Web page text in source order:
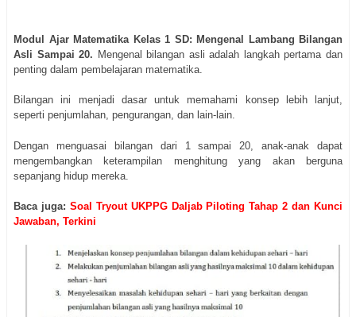
Modul Ajar Matematika Kelas 1 SD: Mengenal Lambang Bilangan
Asli Sampai 20. Mengenal bilangan asli adalah langkah pertama dan
penting dalam pembelajaran matematika.
Bilangan ini menjadi dasar untuk memahami konsep lebih lanjut,
seperti penjumlahan, pengurangan, dan lain-lain.
Dengan menguasai bilangan dari 1 sampai 20, anak-anak dapat
mengembangkan keterampilan menghitung yang akan berguna
sepanjang hidup mereka.
Baca juga: Soal Tryout UKPPG Daljab Piloting Tahap 2 dan Kunci
Jawaban, Terkini